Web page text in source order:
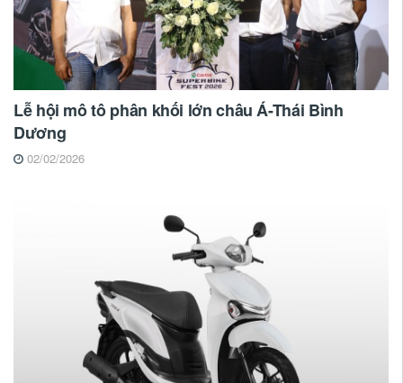
Lễ hội mô tô phân khối lớn châu Á-Thái Bình
Dương
02/02/2026